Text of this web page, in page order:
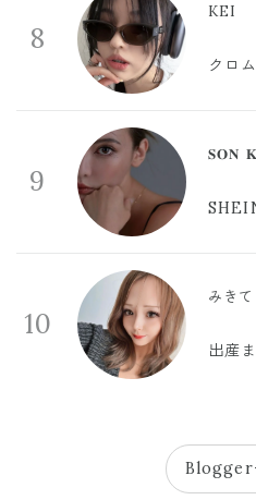
8
KEI
クロ
9
𝐒𝐎𝐍
10
みきて
出産
Blogger